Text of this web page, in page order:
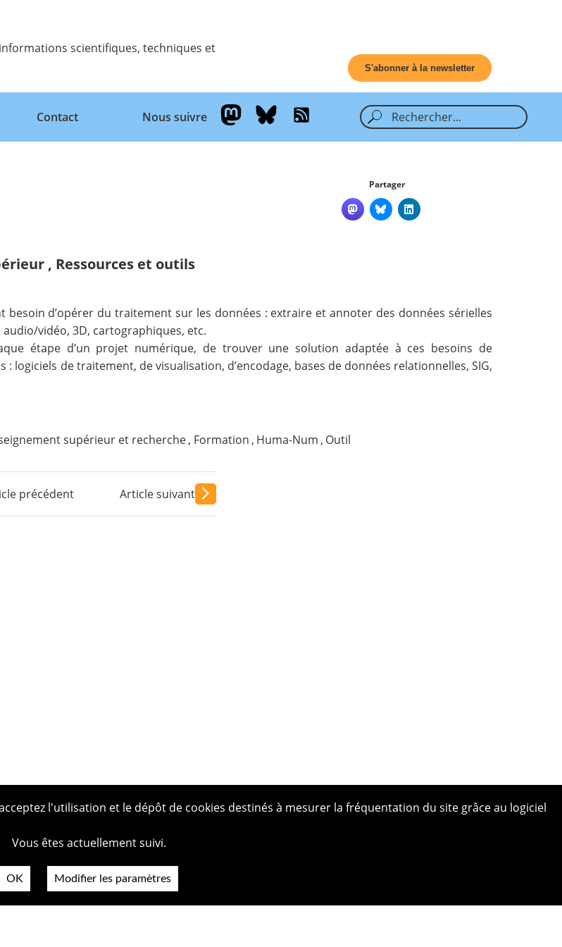
scientifiques, techniques et
S'abonner à la newsletter
Contact Nous suivre
Partager
, Ressources et outils
besoin d’opérer du traitement sur les données : extraire et annoter des données sérielles
vidéo, 3D, cartographiques, etc.
étape d’un projet numérique, de trouver une solution adaptée à ces besoins de
logiciels de traitement, de visualisation, d’encodage, bases de données relationnelles, SIG,
supérieur et recherche, Formation , Huma-Num , Outil
précédent Article suivant
l'utilisation et le dépôt de cookies destinés à mesurer la fréquentation du site grâce au logiciel
Vous êtes actuellement suivi.
OK Modifier les paramètres